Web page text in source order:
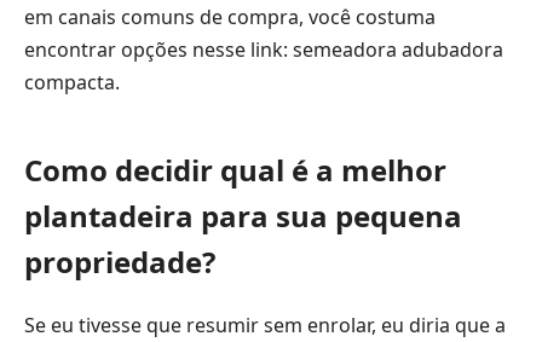
em canais comuns de compra, você costuma
encontrar opções nesse link: semeadora adubadora
compacta.
Como decidir qual é a melhor
plantadeira para sua pequena
propriedade?
Se eu tivesse que resumir sem enrolar, eu diria que a